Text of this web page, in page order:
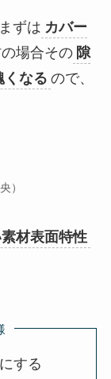
ずは カバー
場合その 隙
くなる ので、
）
材表面特性
する